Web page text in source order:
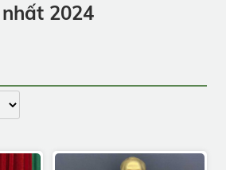
nhất 2024